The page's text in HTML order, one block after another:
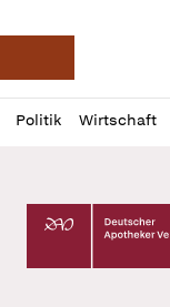
Deutsche
Politik Wirtschaft
Profil
öffnen
Daz
Pur
Deutscher